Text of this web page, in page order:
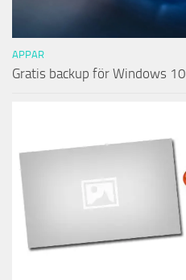
APPAR
Gratis backup för Windows 10